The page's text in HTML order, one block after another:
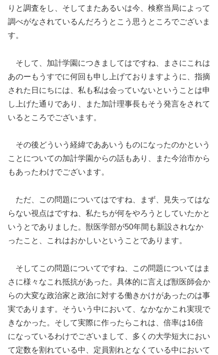
りと調査をし、そしてまたあるいは今、検察当局によって
調べがなされているんだろうとこう思うところでございま
す。
そして、加計学園につきましてはですね、まさにこれは
あのーもうすでに何回も申し上げておりますように、指摘
された日にちには、私も私は会っていないということは申
し上げた通りであり、また加計理事長もそう発言をされて
いるところでございます。
その後どういう経緯でああいうものになったのかという
ことについての加計学園からの話もあり、また今治市から
もあったわけでございます。
ただ、この問題についてはですね、まず、見失ってはな
らない視点はですね、私たちが何をやろうとしていたかと
いうとでありました。獣医学部が50年間も新設されなか
ったこと、これはおかしいということであります。
そしてこの問題についてですね、この問題についてはま
さに様々なこれ抵抗があった。具体的に言えば獣医師会か
らの大変な政治家と政治に対する働きかけがあったのは事
実であります。そういう中において、なかなかこれ実現で
きなかった。そして実際に作ったらこれは、倍率は16倍
になっているわけでございまして、多くの大学短大におい
て定数を割れている中、定員割れとなくている中において